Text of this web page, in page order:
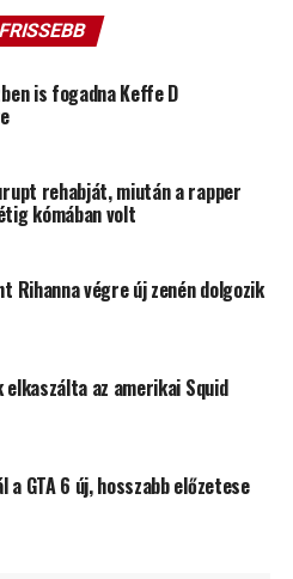
is fogadna Keffe D
rehabját, miután a rapper
kómában volt
Rihanna végre új zenén dolgozik
az amerikai Squid
GTA 6 új, hosszabb előzetese